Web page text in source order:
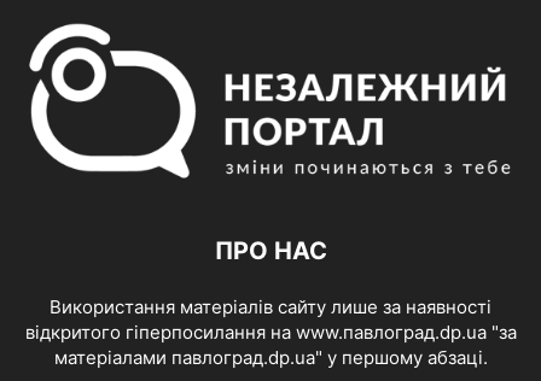
ПРО НАС
Використання матеріалів сайту лише за наявності
відкритого гіперпосилання на www.павлоград.dp.ua "за
матеріалами павлоград.dp.ua" у першому абзаці.